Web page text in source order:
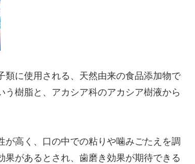
類に使用される、天然由来の食品添加物で
樹脂と、アカシア科のアカシア樹液から
高く、口の中での粘りや噛みごたえを調
があるとされ、歯磨き効果が期待できる